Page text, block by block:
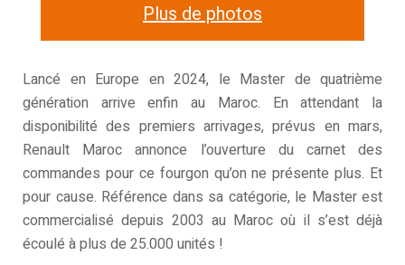
Plus de photos
Lancé en Europe en 2024, le Master de quatrième
génération arrive enfin au Maroc. En attendant la
disponibilité des premiers arrivages, prévus en mars,
Renault Maroc annonce l’ouverture du carnet des
commandes pour ce fourgon qu’on ne présente plus. Et
pour cause. Référence dans sa catégorie, le Master est
commercialisé depuis 2003 au Maroc où il s’est déjà
écoulé à plus de 25.000 unités !